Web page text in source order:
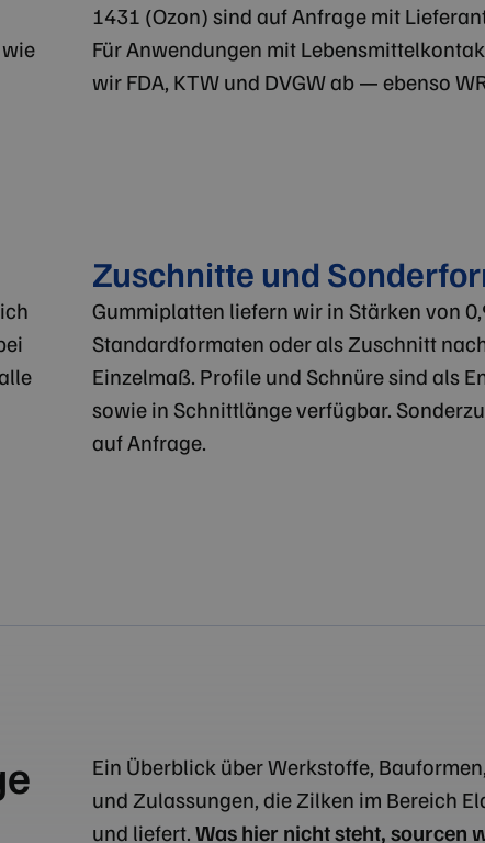
1431 (Ozon) sind auf Anfrage mit
Für Anwendungen mit
wir FDA, KTW und DVGW ab — ebenso
Zuschnitte und
Gummiplatten liefern wir in Stärken von
Standardformaten oder als Zuschnitt
Einzelmaß. Profile und Schnüre sind als
sowie in Schnittlänge verfügbar.
auf Anfrage.
Ein Überblick über Werkstoffe,
und Zulassungen, die Zilken im Bereich
und liefert.Was hier nicht steht, sourcen